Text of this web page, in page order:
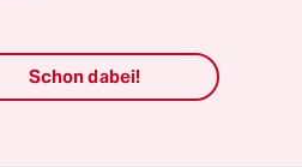
für
Schon dabei!